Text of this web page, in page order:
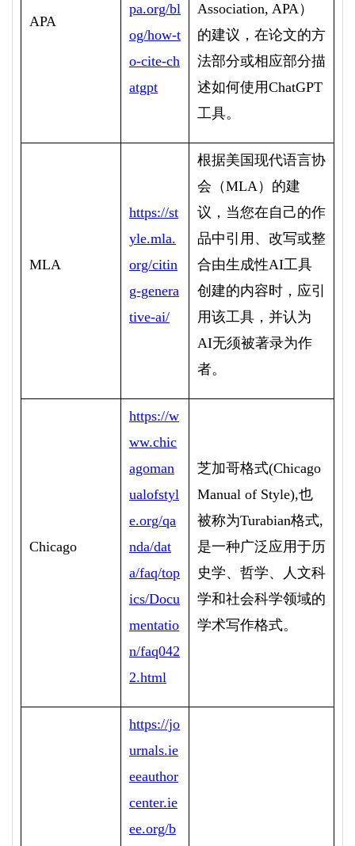
APA
pa.org/bl
og/how-t
o-cite-ch
atgpt
Association, APA）
的建议，在论文的方
法部分或相应部分描
述如何使用ChatGPT
工具。
MLA
https://st
yle.mla.
org/citin
g-genera
tive-ai/
根据美国现代语言协
会（MLA）的建
议，当您在自己的作
品中引用、改写或整
合由生成性AI工具
创建的内容时，应引
用该工具，并认为
AI无须被著录为作
者。
Chicago
https://w
ww.chic
agoman
ualofstyl
e.org/qa
nda/dat
a/faq/top
ics/Docu
mentatio
n/faq042
2.html
芝加哥格式(Chicago
Manual of Style),也
被称为Turabian格式,
是一种广泛应用于历
史学、哲学、人文科
学和社会科学领域的
学术写作格式。
https://jo
urnals.ie
eeauthor
center.ie
ee.org/b